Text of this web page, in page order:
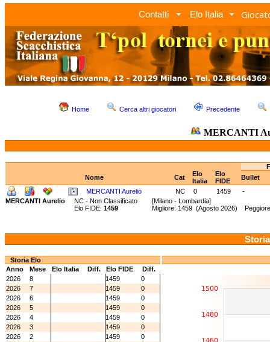
Contatti Elo Italia
Home Cerca altri giocatori Precedente
MERCANTI
Nome
Cat
Elo
Italia
Elo
FIDE
Bullet
MERCANTI Aurelio
NC 0 1459
-
MERCANTI Aurelio
NC - Non Classificato [Milano - Lombardia]
Elo FIDE: 1459 Migliore: 1459 (Agosto 2026)
Storia Elo
Anno
Mese Elo Italia Diff. Elo FIDE
Diff.
2026
8 1459
0
2026
7 1459
0
2026
6 1459
0
2026
5 1459
0
2026
4 1459
0
2026
3 1459
0
2026
2 1459
0